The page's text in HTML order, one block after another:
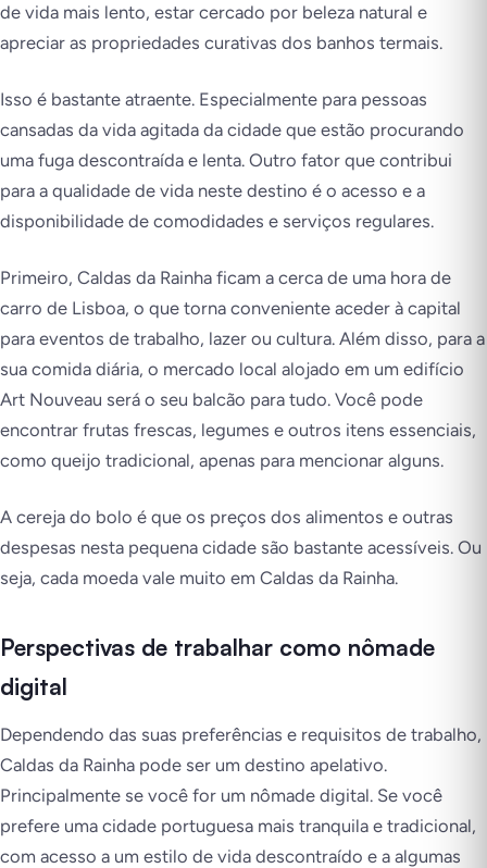
de vida mais lento, estar cercado por beleza natural e
apreciar as propriedades curativas dos banhos termais.
Isso é bastante atraente. Especialmente para pessoas
cansadas da vida agitada da cidade que estão procurando
uma fuga descontraída e lenta. Outro fator que contribui
para a qualidade de vida neste destino é o acesso e a
disponibilidade de comodidades e serviços regulares.
Primeiro, Caldas da Rainha ficam a cerca de uma hora de
carro de Lisboa, o que torna conveniente aceder à capital
para eventos de trabalho, lazer ou cultura. Além disso, para a
sua comida diária, o mercado local alojado em um edifício
Art Nouveau será o seu balcão para tudo. Você pode
encontrar frutas frescas, legumes e outros itens essenciais,
como queijo tradicional, apenas para mencionar alguns.
A cereja do bolo é que os preços dos alimentos e outras
despesas nesta pequena cidade são bastante acessíveis. Ou
seja, cada moeda vale muito em Caldas da Rainha.
Perspectivas de trabalhar como nômade
digital
Dependendo das suas preferências e requisitos de trabalho,
Caldas da Rainha pode ser um destino apelativo.
Principalmente se você for um nômade digital. Se você
prefere uma cidade portuguesa mais tranquila e tradicional,
com acesso a um estilo de vida descontraído e a algumas